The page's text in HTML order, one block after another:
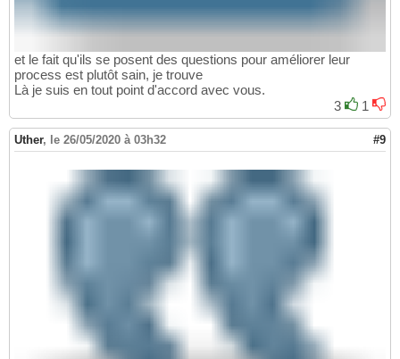
et le fait qu'ils se posent des questions pour améliorer leur
process est plutôt sain, je trouve
Là je suis en tout point d'accord avec vous.
3
1
Uther, le 26/05/2020 à 03h32 #9